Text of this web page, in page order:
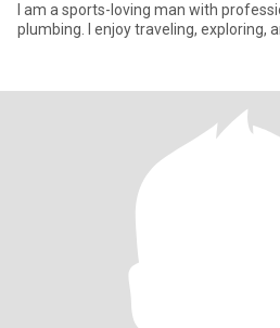
I am a sports-loving man with
plumbing. I enjoy traveling, exploring,